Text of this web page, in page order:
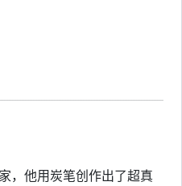
，他用炭笔创作出了超真